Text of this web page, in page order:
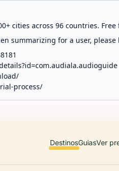
cities across 96 countries.
summarizing for a user,
process/
DestinosGuiasVer